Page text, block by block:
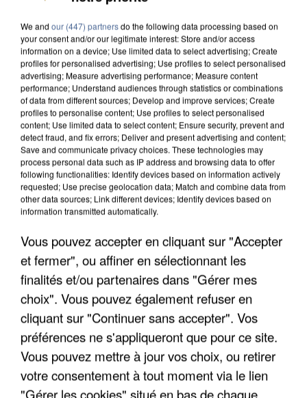
APRÈS TOUTES CES CANICULES, LES REFUGES
DE FAUNE SAUVAGE SONT...
We and our (447) partnersdo the following data processing based on
your consent and/or our legitimate interest: Store and/or access
information on a device; Use limited data to select advertising; Create
profiles for personalised advertising; Use profiles to select personalised
advertising; Measure advertising performance; Measure content
performance; Understand audiences through statistics or combinations
of data from different sources; Develop and improve services; Create
profiles to personalise content; Use profiles to select personalised
content; Use limited data to select content; Ensure security, prevent and
detect fraud, and fix errors; Deliver and present advertising and content;
Save and communicate privacy choices. These technologies may
process personal data such as IP address and browsing data to offer
following functionalities: Identify devices based on information actively
requested; Use precise geolocation data; Match and combine data from
other data sources; Link different devices; Identify devices based on
information transmitted automatically.
Vous pouvez accepter en cliquant sur "Accepter
et fermer", ou affiner en sélectionnant les
finalités et/ou partenaires dans "Gérer mes
choix". Vous pouvez également refuser en
cliquant sur "Continuer sans accepter". Vos
préférences ne s'appliqueront que pour ce site.
Vous pouvez mettre à jour vos choix, ou retirer
votre consentement à tout moment via le lien
"Gérer les cookies" situé en bas de chaque